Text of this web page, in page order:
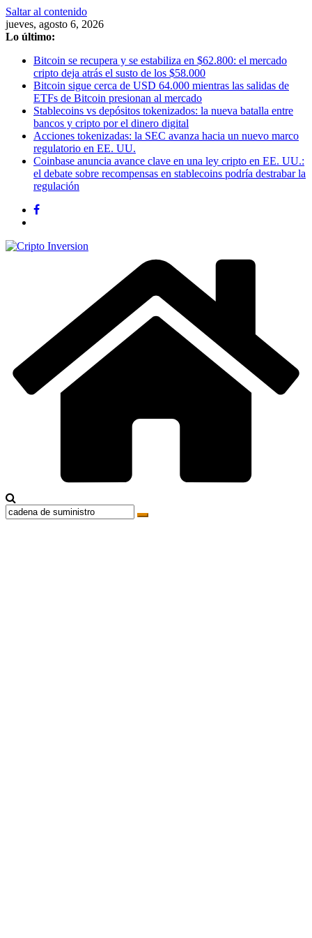
Saltar al contenido
jueves, agosto 6, 2026
Lo último:
Bitcoin se recupera y se estabiliza en $62.800: el mercado
cripto deja atrás el susto de los $58.000
Bitcoin sigue cerca de USD 64.000 mientras las salidas de
ETFs de Bitcoin presionan al mercado
Stablecoins vs depósitos tokenizados: la nueva batalla entre
bancos y cripto por el dinero digital
Acciones tokenizadas: la SEC avanza hacia un nuevo marco
regulatorio en EE. UU.
Coinbase anuncia avance clave en una ley cripto en EE. UU.:
el debate sobre recompensas en stablecoins podría destrabar la
regulación